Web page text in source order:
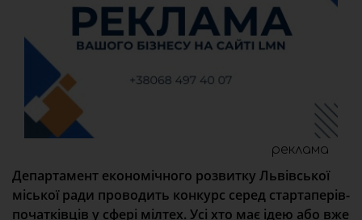
реклама
Департамент економічного розвитку Львівської
міської ради проводить конкурс серед стартаперів-
початківців у сфері мілтех. Усі хто має ідею або вже